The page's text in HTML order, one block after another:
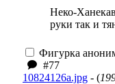
Неко-
руки так и
Фигурка
#77
10824126a.jpg - (